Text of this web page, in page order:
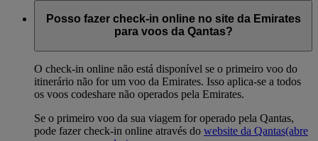
Posso fazer check-in online no site da Emirates
para voos da Qantas?
O check-in online não está disponível se o primeiro voo do
itinerário não for um voo da Emirates. Isso aplica-se a todos
os voos codeshare não operados pela Emirates.
Se o primeiro voo da sua viagem for operado pela Qantas,
pode fazer check-in online através do website da Qantas(abre